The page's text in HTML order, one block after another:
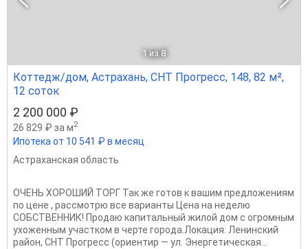
1 из 8
Коттедж/дом, Астрахань, СНТ Прогресс, 148, 82 м²,
12 соток
2 200 000 ₽
26 829 ₽ за м2
Ипотека от 10 541 ₽ в месяц
Астраханская область
ОЧЕНЬ ХОРОШИЙ ТОРГ Так же готов к вашим предложениям
по цене , рассмотрю все варианты Цена на неделю
СОБСТВЕННИК! Продаю капитальный жилой дом с огромным
ухоженным участком в черте города.Локация: Ленинский
район, СНТ Прогресс (ориентир — ул. Энергетическая...